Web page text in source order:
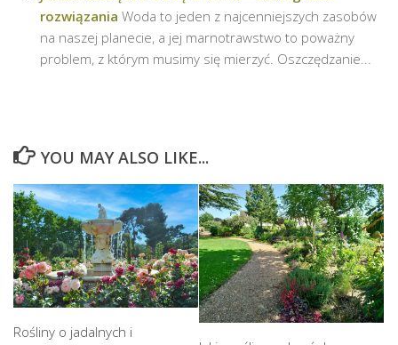
rozwiązania Woda to jeden z najcenniejszych zasobów
na naszej planecie, a jej marnotrawstwo to poważny
problem, z którym musimy się mierzyć. Oszczędzanie...
YOU MAY ALSO LIKE...
Rośliny o jadalnych i